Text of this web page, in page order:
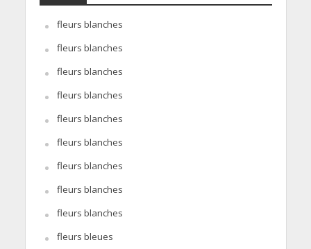
fleurs blanches
fleurs blanches
fleurs blanches
fleurs blanches
fleurs blanches
fleurs blanches
fleurs blanches
fleurs blanches
fleurs blanches
fleurs bleues